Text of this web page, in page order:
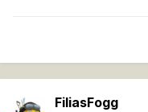
FiliasFogg